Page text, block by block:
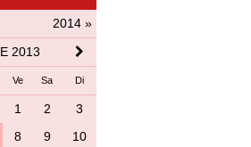
2014 »
2013
Ve Sa Di
1 2
3
8 9
10